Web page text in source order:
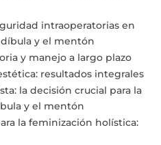
intraoperatorias en
y el mentón
y manejo a largo plazo
resultados integrales
la decisión crucial para la
y el mentón
la feminización holística: